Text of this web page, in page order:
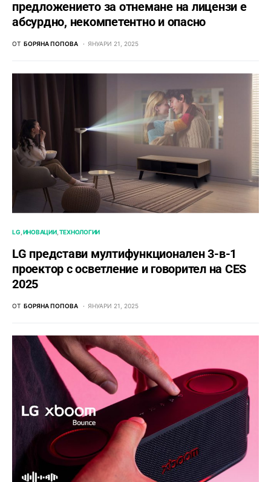
предложението за отнемане на лицензи е
абсурдно, некомпетентно и опасно
ОТ БОРЯНА ПОПОВА ЯНУАРИ 21, 2025
LG ИНОВАЦИИ ТЕХНОЛОГИИ
LG представи мултифункционален 3-в-1
проектор с осветление и говорител на CES
2025
ОТ БОРЯНА ПОПОВА ЯНУАРИ 21, 2025